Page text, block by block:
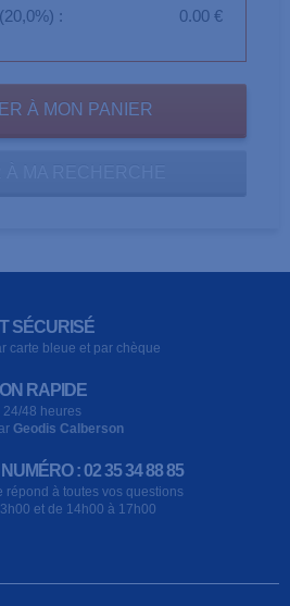
:
0.00 €
SÉCURISÉ
carte bleue et par chèque
RAPIDE
24/48 heures
Geodis Calberson
: 02 35 34 88 85
répond à toutes vos questions
et de 14h00 à 17h00